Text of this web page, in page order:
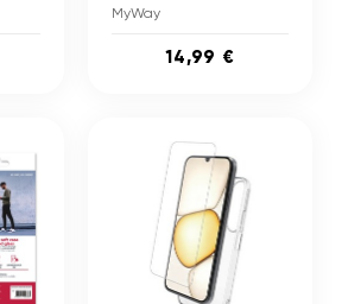
MyWay
14,99 €